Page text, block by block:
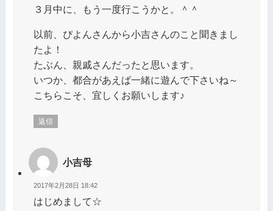
３月中に、もう一度行こうかと。＾＾
以前、ぴよんさんから小吉さんのこと聞きまし
たよ！
たぶん、親戚さんだったと思います。
いつか、都合があえば一緒に遊んで下さいね～
こちらこそ、宜しくお願いします♪
返信
小吉母
2017年2月28日 18:42
はじめまして☆